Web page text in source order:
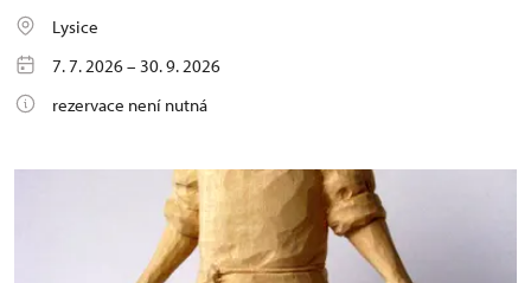
Lysice
7. 7. 2026 – 30. 9. 2026
rezervace není nutná